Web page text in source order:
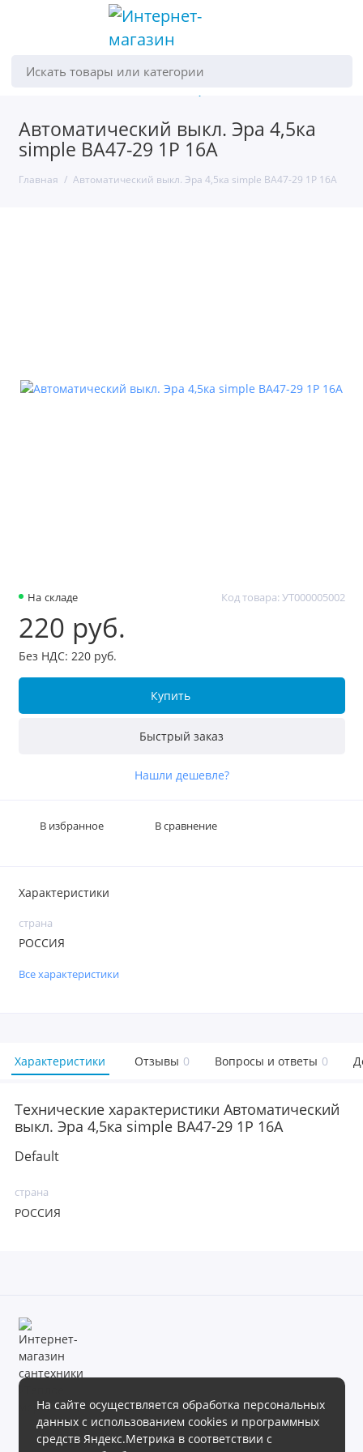
Искать товары или категории
Автоматический выкл. Эра 4,5ка
simple BA47-29 1P 16A
Главная Автоматический выкл. Эра 4,5ка simple BA47-29 1P 16A
На складе Код товара: УТ000005002
220 руб.
Без НДС: 220 руб.
Купить
Быстрый заказ
Нашли дешевле?
В избранное В сравнение
Характеристики
страна
РОССИЯ
Все характеристики
Характеристики Отзывы 0 Вопросы и ответы 0
Технические характеристики Автоматический
выкл. Эра 4,5ка simple BA47-29 1P 16A
Default
страна
РОССИЯ
На сайте осуществляется обработка персональных
данных с использованием cookies и программных
средств Яндекс.Метрика в соответствии с
Магазин сантехники «Теплое море» готов предложить своим
клиентам обширный ассортимент продукции в различных